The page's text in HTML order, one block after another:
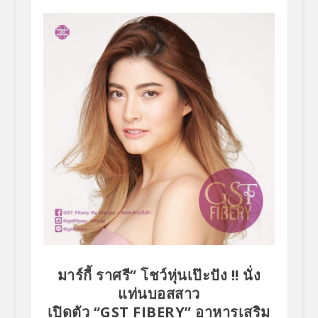
มาร์กี้ ราศรี” โชว์หุ่นเป๊ะปัง !! นั่ง
แท่นบอสสาว
เปิดตัว “GST FIBERY” อาหารเสริม